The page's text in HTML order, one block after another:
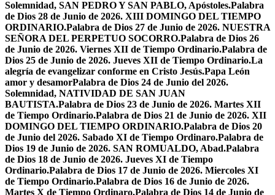
Solemnidad, SAN PEDRO Y SAN PABLO, Apóstoles.Palabra
de Dios 28 de Junio de 2026. XIII DOMINGO DEL TIEMPO
ORDINARIO.Palabra de Dios 27 de Junio de 2026. NUESTRA
SEÑORA DEL PERPETUO SOCORRO.Palabra de Dios 26
de Junio de 2026. Viernes XII de Tiempo Ordinario.Palabra de
Dios 25 de Junio de 2026. Jueves XII de Tiempo Ordinario.La
alegría de evangelizar conforme en Cristo Jesús.Papa León
amor y desamorPalabra de Dios 24 de Junio del 2026.
Solemnidad, NATIVIDAD DE SAN JUAN
BAUTISTA.Palabra de Dios 23 de Junio de 2026. Martes XII
de Tiempo Ordinario.Palabra de Dios 21 de Junio de 2026. XII
DOMINGO DEL TIEMPO ORDINARIO.Palabra de Dios 20
de Junio del 2026. Sabado XI de Tiempo Ordinaro.Palabra de
Dios 19 de Junio de 2026. SAN ROMUALDO, Abad.Palabra
de Dios 18 de Junio de 2026. Jueves XI de Tiempo
Ordinario.Palabra de Dios 17 de Junio de 2026. Miercoles XI
de Tiempo Ordinario.Palabra de Dios 16 de Junio de 2026.
Martes X de Tiempo Ordinaro.Palabra de Dios 14 de Junio de